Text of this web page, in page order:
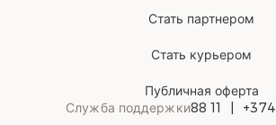
Стать партнером
Стать курьером
Публичная оферта
Служба поддержки88 11 +374